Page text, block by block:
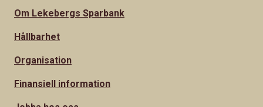
Om Lekebergs Sparbank
Hållbarhet
Organisation
Finansiell information